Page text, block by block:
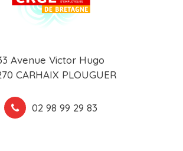
Avenue Victor Hugo
CARHAIX PLOUGUER
02 98 99 29 83